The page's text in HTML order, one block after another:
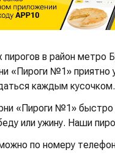
пирогов в район
«Пироги №1» приятно
каждым кусочком.
«Пироги №1» быстро
или ужину. Наши
по номеру